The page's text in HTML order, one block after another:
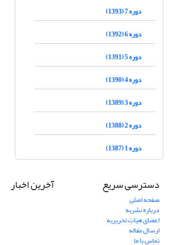
دوره 7 (1393)
دوره 6 (1392)
دوره 5 (1391)
دوره 4 (1390)
دوره 3 (1389)
دوره 2 (1388)
دوره 1 (1387)
دسترسی سریع
صفحه اصلی
درباره نشریه
اعضای هیات تحریریه
ارسال مقاله
تماس با ما
آخرین اخبار